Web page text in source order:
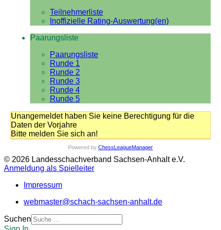
Teilnehmerliste
Inoffizielle Rating-Auswertung(en)
Paarungsliste
Paarungsliste
Runde 1
Runde 2
Runde 3
Runde 4
Runde 5
Unangemeldet haben Sie keine Berechtigung für die
Daten der Vorjahre
Bitte melden Sie sich an!
Powered by ChessLeagueManager
© 2026 Landesschachverband Sachsen-Anhalt e.V.
Anmeldung als Spielleiter
Impressum
webmaster@schach-sachsen-anhalt.de
Suchen